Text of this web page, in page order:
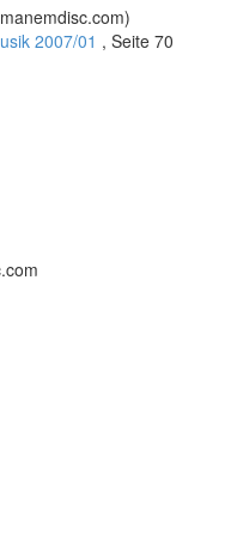
2007/01 , Seite 70